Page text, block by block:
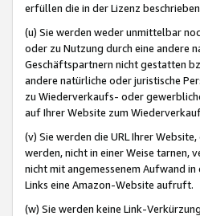
erfüllen die in der Lizenz
(u) Sie werden weder unmittelbar
oder zu Nutzung durch eine andere
Geschäftspartnern nicht gestatten
andere natürliche oder juristische
zu Wiederverkaufs- oder
auf Ihrer Website zum
(v) Sie werden die URL Ihrer
werden, nicht in einer Weise tarnen,
nicht mit angemessenem Aufwand
Links eine Amazon-Website aufruft.
(w) Sie werden keine Link-